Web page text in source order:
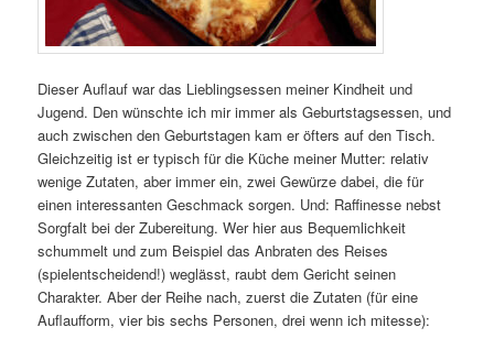
Dieser Auflauf war das Lieblingsessen meiner Kindheit und
Jugend. Den wünschte ich mir immer als Geburtstagsessen, und
auch zwischen den Geburtstagen kam er öfters auf den Tisch.
Gleichzeitig ist er typisch für die Küche meiner Mutter: relativ
wenige Zutaten, aber immer ein, zwei Gewürze dabei, die für
einen interessanten Geschmack sorgen. Und: Raffinesse nebst
Sorgfalt bei der Zubereitung. Wer hier aus Bequemlichkeit
schummelt und zum Beispiel das Anbraten des Reises
(spielentscheidend!) weglässt, raubt dem Gericht seinen
Charakter. Aber der Reihe nach, zuerst die Zutaten (für eine
Auflaufform, vier bis sechs Personen, drei wenn ich mitesse):